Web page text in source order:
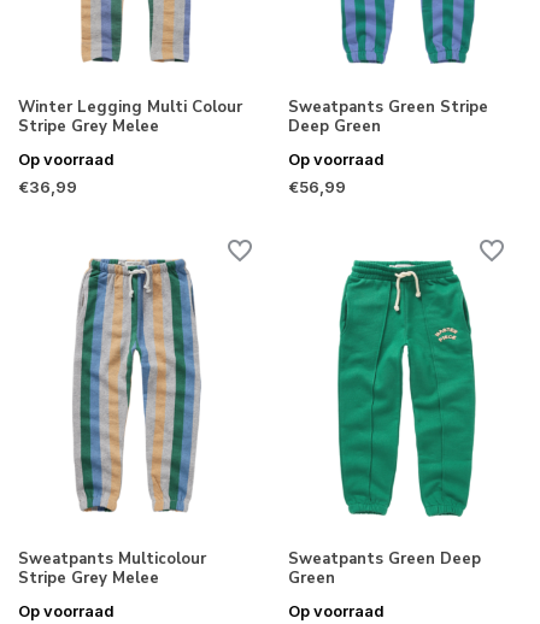
Winter Legging Multi Colour
Stripe Grey Melee
Op voorraad
€36,99
Sweatpants Green Stripe
Deep Green
Op voorraad
€56,99
Sweatpants Multicolour
Stripe Grey Melee
Op voorraad
Sweatpants Green Deep
Green
Op voorraad